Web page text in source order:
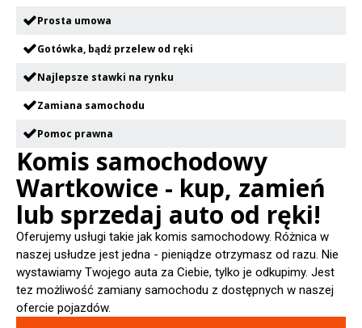
Prosta umowa
Gotówka, bądź przelew od ręki
Najlepsze stawki na rynku
Zamiana samochodu
Pomoc prawna
Komis samochodowy
Wartkowice - kup, zamień
lub sprzedaj auto od ręki!
Oferujemy usługi takie jak komis samochodowy. Różnica w
naszej usłudze jest jedna - pieniądze otrzymasz od razu. Nie
wystawiamy Twojego auta za Ciebie, tylko je odkupimy. Jest
tez możliwość zamiany samochodu z dostępnych w naszej
ofercie pojazdów.